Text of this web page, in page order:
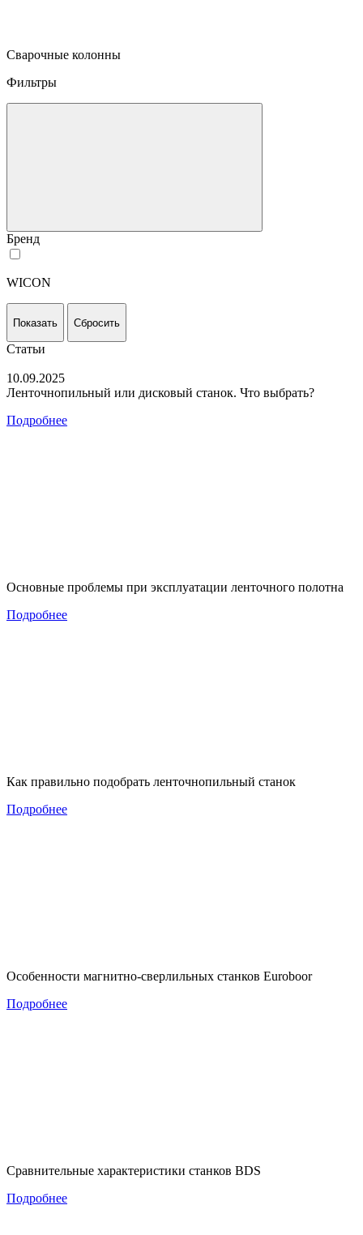
Сварочные колонны
Фильтры
Бренд
WICON
Показать Сбросить
Статьи
10.09.2025
Ленточнопильный или дисковый станок. Что выбрать?
Подробнее
Основные проблемы при эксплуатации ленточного полотна
Подробнее
Как правильно подобрать ленточнопильный станок
Подробнее
Особенности магнитно-сверлильных станков Euroboor
Подробнее
Сравнительные характеристики станков BDS
Подробнее